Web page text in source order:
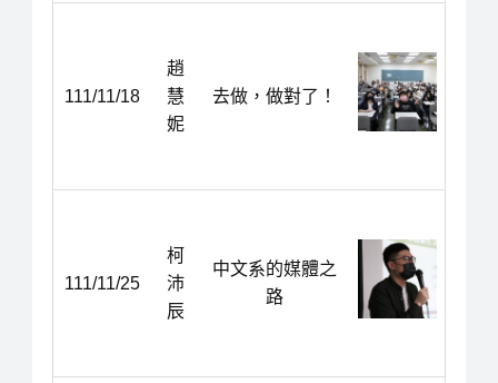
111/11/18
趙
慧
妮
去做，做對了！
111/11/25
柯
沛
辰
中文系的媒體之
路